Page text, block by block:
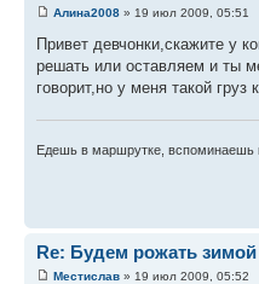
Алина2008 » 19 июл 2009, 05:51
Привет девчонки,скажите у
решать или оставляем и ты
говорит,но у меня такой
Едешь в маршрутке, вспоминаешь
Re: Будем рожать зимой
Местислав » 19 июл 2009, 05:52